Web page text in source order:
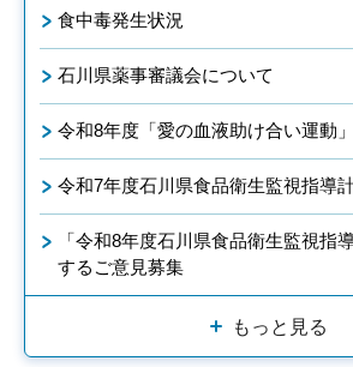
食中毒発生状況
石川県薬事審議会について
令和8年度「愛の血液助け合い運動」
令和7年度石川県食品衛生監視指導
「令和8年度石川県食品衛生監視指
するご意見募集
もっと見る